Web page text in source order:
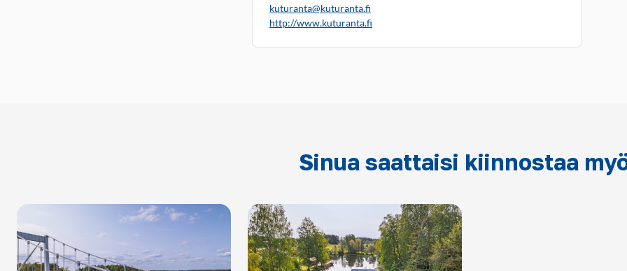
kuturanta@kuturanta.fi
http://www.kuturanta.fi
Sinua saattaisi kiinnostaa